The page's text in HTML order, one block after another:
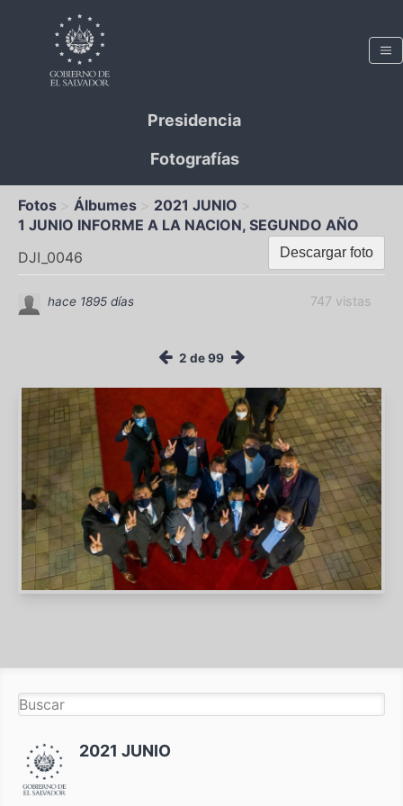
Presidencia
Fotografías
Fotos Álbumes
2021 JUNIO
1 JUNIO INFORME A LA NACION, SEGUNDO AÑO
Descargar foto
DJI_0046
747 vistas
hace 1895 días
2 de 99
2021 JUNIO